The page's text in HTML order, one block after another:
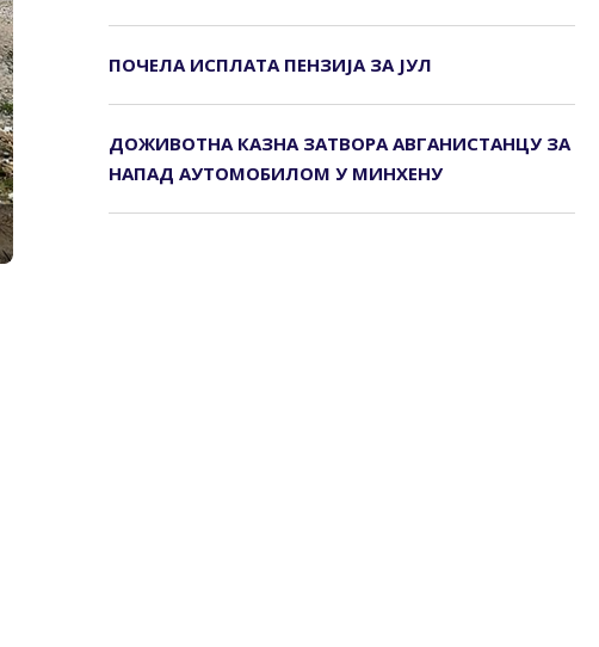
ПОЧЕЛА ИСПЛАТА ПЕНЗИЈА ЗА ЈУЛ
ДОЖИВОТНА КАЗНА ЗАТВОРА АВГАНИСТАНЦУ ЗА
НАПАД АУТОМОБИЛОМ У МИНХЕНУ